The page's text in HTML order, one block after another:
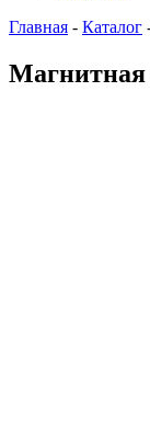
Главная - Каталог
Магнитная